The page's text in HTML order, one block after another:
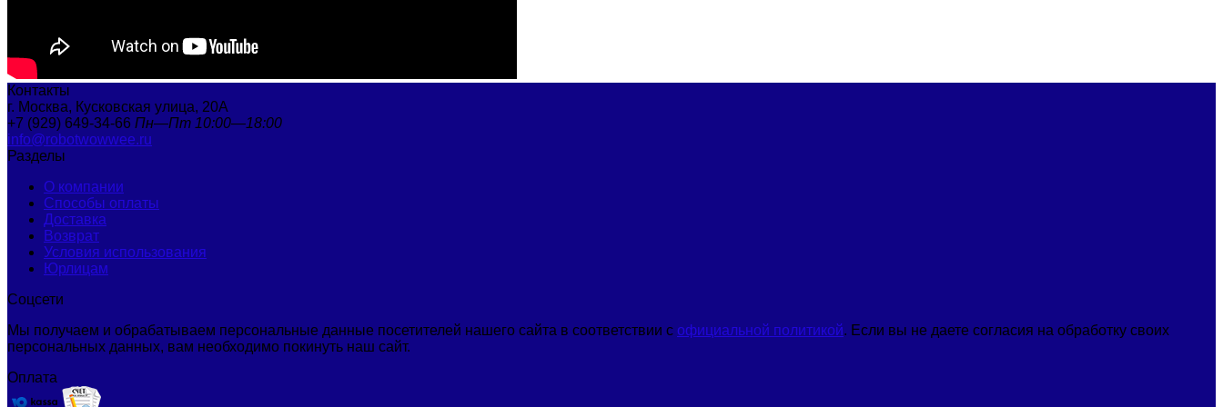
Контакты
г. Москва, Кусковская улица, 20A
+7 (929) 649-34-66 Пн—Пт 10:00—18:00
info@robotwowwee.ru
Разделы
О компании
Способы оплаты
Доставка
Возврат
Условия использования
Юрлицам
Соцсети
Мы получаем и обрабатываем персональные данные посетителей нашего сайта в соответствии с официальной политикой. Если вы не даете согласия на обработку своих
персональных данных, вам необходимо покинуть наш сайт.
Оплата